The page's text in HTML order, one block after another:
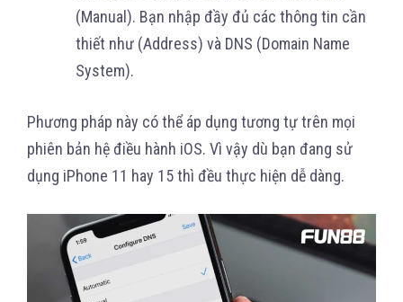
(Manual). Bạn nhập đầy đủ các thông tin cần
thiết như (Address) và DNS (Domain Name
System).
Phương pháp này có thể áp dụng tương tự trên mọi
phiên bản hệ điều hành iOS. Vì vậy dù bạn đang sử
dụng iPhone 11 hay 15 thì đều thực hiện dễ dàng.